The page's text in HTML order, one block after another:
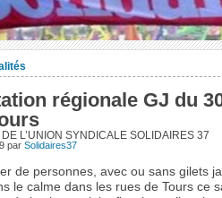
régionale GJ du
L’UNION SYNDICALE SOLIDAIRES 37
par Solidaires37
de personnes, avec ou sans gilets
le calme dans les rues de Tours ce